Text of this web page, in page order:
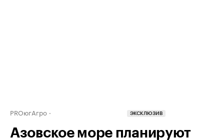
PROюгАгро ЭКСКЛЮЗИВ
Азовское море планируют